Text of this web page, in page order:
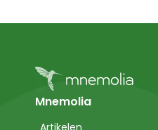
Mnemolia
Artikelen